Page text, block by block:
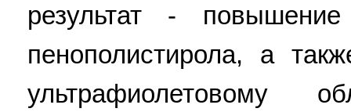
результат -
пенополистирола, а
ультрафиолетовому